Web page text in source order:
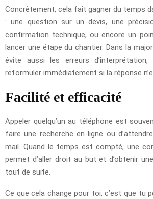
Concrètement, cela fait gagner du temps
: une question sur un devis, une
confirmation technique, ou encore un
lancer une étape du chantier. Dans la
évite aussi les erreurs
reformuler immédiatement si la réponse
Facilité et efficacité
Appeler quelqu’un au téléphone est
faire une recherche en ligne ou
mail. Quand le temps est compté, une
permet d’aller droit au but et d’obtenir
tout de suite.
Ce que cela change pour toi, c’est que tu